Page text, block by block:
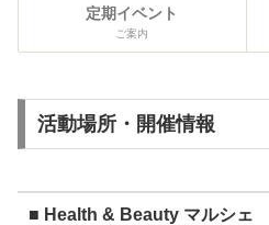
定期イベント
ご案内
活動場所・開催情報
■ Health & Beauty マルシェ